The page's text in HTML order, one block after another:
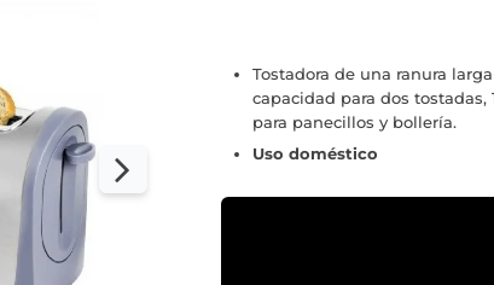
Tostadora de una ranura
capacidad para dos tostadas,
para panecillos y bollería.
Uso doméstico